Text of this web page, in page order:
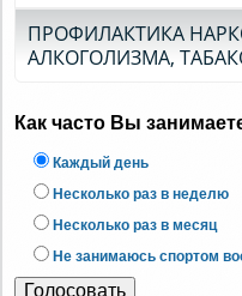
ПРОФИЛАКТИКА
АЛКОГОЛИЗМА,
Как часто Вы
Каждый день
Несколько раз в неделю
Несколько раз в месяц
Не занимаюсь спортом